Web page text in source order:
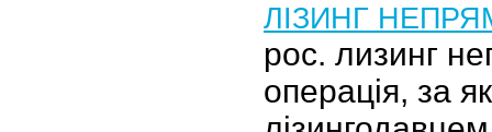
ЛІЗИНГ
рос. лизинг
операція, за